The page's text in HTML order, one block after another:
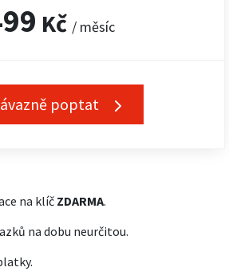
Kč / měsíc
poptat
na klíč ZDARMA.
na dobu neurčitou.